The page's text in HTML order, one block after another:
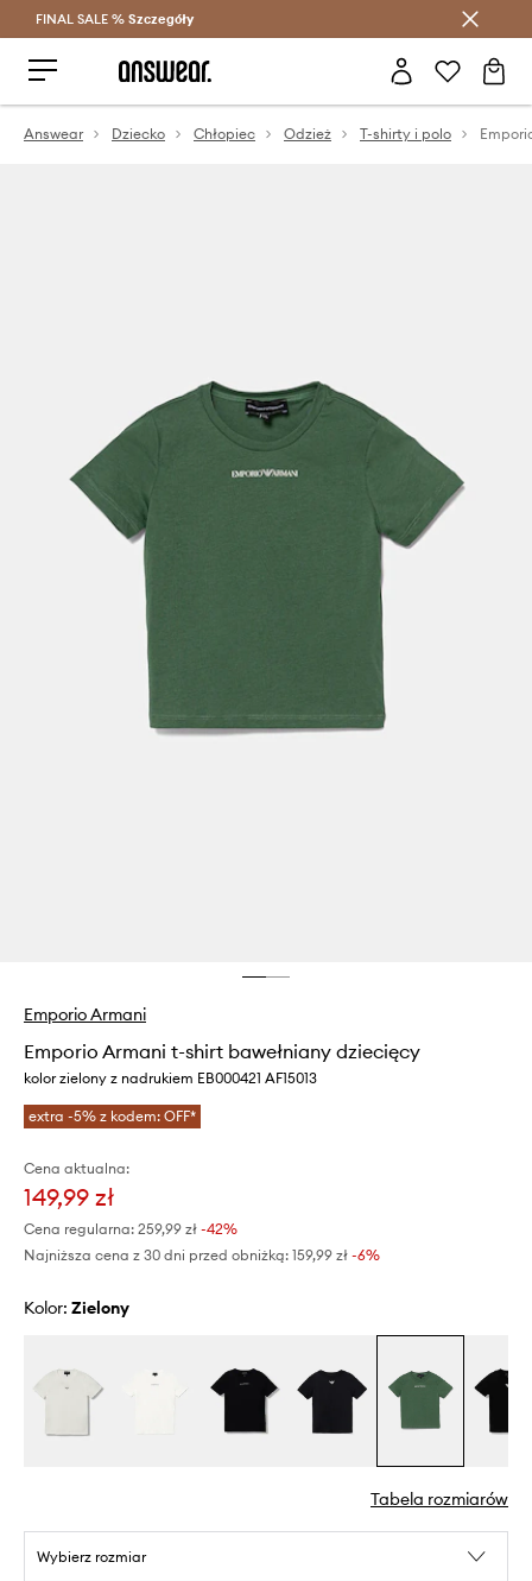
Oszczędzaj z Answear Club >
FINAL SALE % Szczegóły
Answear Dziecko Chłopiec Odzież T-shirty i polo
Emporio Armani
Emporio Armani t-shirt bawełniany dziecięcy
kolor zielony z nadrukiem EB000421 AF15013
extra -5% z kodem: OFF*
Cena aktualna:
149,99 zł
Cena regularna: 259,99 zł -42%
Najniższa cena z 30 dni przed obniżką: 159,99 zł -6%
Kolor: zielony
Tabela rozmiarów
Wybierz rozmiar